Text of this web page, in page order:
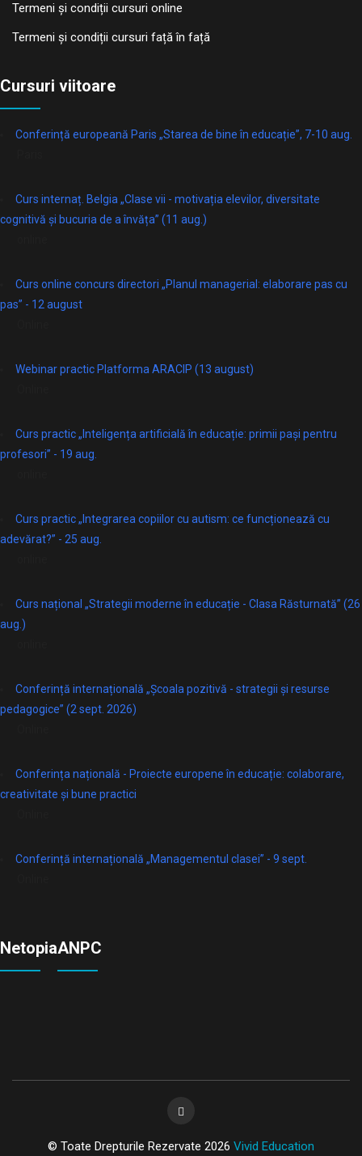
Termeni și condiții cursuri online
Termeni și condiții cursuri față în față
Cursuri viitoare
Conferință europeană Paris „Starea de bine în educație”, 7-10 aug.
Curs internaț. Belgia „Clase vii - motivația elevilor, diversitate
cognitivă și bucuria de a învăța” (11 aug.)
Curs online concurs directori „Planul managerial: elaborare pas cu
pas” - 12 august
Webinar practic Platforma ARACIP (13 august)
Curs practic „Inteligența artificială în educație: primii pași pentru
profesori” - 19 aug.
Curs practic „Integrarea copiilor cu autism: ce funcționează cu
adevărat?” - 25 aug.
Curs național „Strategii moderne în educație - Clasa Răsturnată” (26
aug.)
Conferință internațională „Școala pozitivă - strategii și resurse
pedagogice” (2 sept. 2026)
Conferința națională - Proiecte europene în educație: colaborare,
creativitate și bune practici
Conferință internațională „Managementul clasei” - 9 sept.
NetopiaANPC
© Toate Drepturile Rezervate 2026 Vivid Education